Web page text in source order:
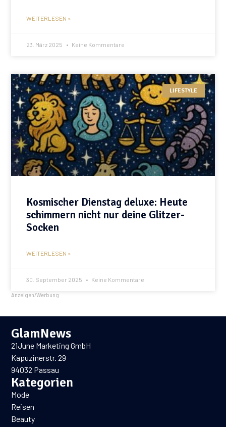
WEITERLESEN »
23. März 2025 Keine Kommentare
LIFESTYLE
Kosmischer Dienstag deluxe: Heute
schimmern nicht nur deine Glitzer-
Socken
WEITERLESEN »
30. September 2025 Keine Kommentare
Anzeigen/Werbung
GlamNews
21June Marketing GmbH
Kapuzinerstr. 29
94032 Passau
Kategorien
Mode
Reisen
Beauty